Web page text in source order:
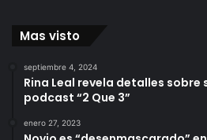
Mas visto
septiembre 4, 2024
Rina Leal revela detalles sobre
podcast “2 Que 3”
enero 27, 2023